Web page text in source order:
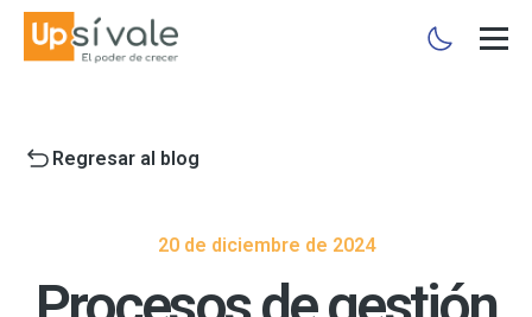
Regresar al blog
20 de diciembre de 2024